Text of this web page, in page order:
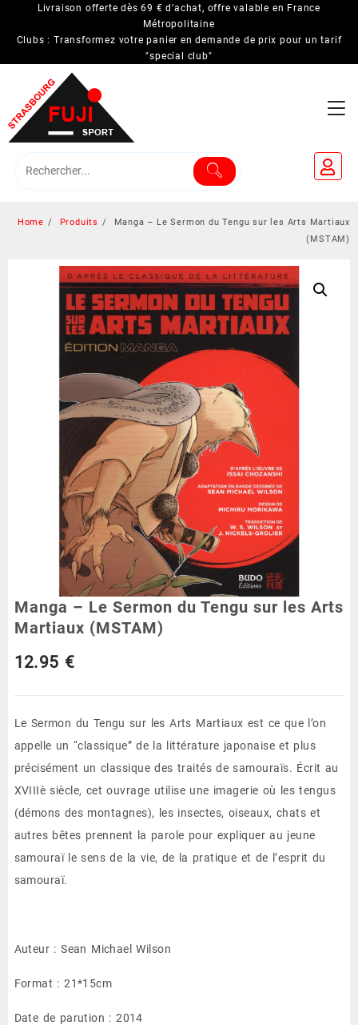
content
Livraison offerte dès 69 € d’achat, offre valable en France
Métropolitaine
Clubs : Transformez votre panier en demande de prix pour un tarif
"special club"
Home Produits
Manga – Le Sermon du Tengu sur les Arts Martiaux
(MSTAM)
Manga – Le Sermon du Tengu sur les Arts
Martiaux (MSTAM)
12.95 €
Le Sermon du Tengu sur les Arts Martiaux est ce que l’on
appelle un “classique” de la littérature japonaise et plus
précisément un classique des traités de samouraïs. Écrit au
XVIIIè siècle, cet ouvrage utilise une imagerie où les tengus
(démons des montagnes), les insectes, oiseaux, chats et
autres bêtes prennent la parole pour expliquer au jeune
samouraï le sens de la vie, de la pratique et de l’esprit du
samouraï.
Auteur : Sean Michael Wilson
Format : 21*15cm
Date de parution : 2014